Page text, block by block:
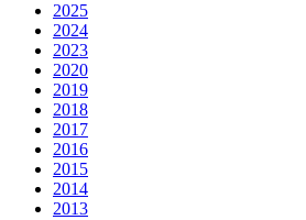
2025
2024
2023
2020
2019
2018
2017
2016
2015
2014
2013